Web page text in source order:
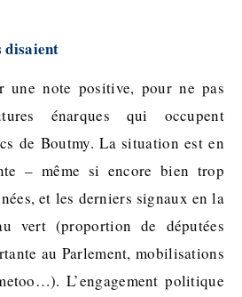
disaient
une note positive, pour ne pas
énarques qui occupent
de Boutmy. La situation est en
– même si encore bien trop
et les derniers signaux en la
vert (proportion de députées
au Parlement, mobilisations
L’engagement politique